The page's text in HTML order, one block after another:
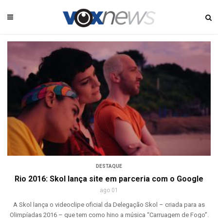
DESTAQUE
Rio 2016: Skol lança site em parceria com o Google
ago 01
A Skol lança o videoclipe oficial da Delegação Skol – criada para as
Olimpíadas 2016 – que tem como hino a música “Carruagem de Fogo”.